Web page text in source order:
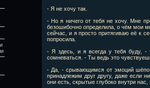
- Я не хочу так.
- Но я ничего от тебя не хочу. Мне
безошибочно определила, о чём мои
сейчас, и я просто притягиваю её к
попросила.
- Я здесь, и я всегда у тебя буду,
сомневаться. - Ты ведь это
- Да, - срывающимся от эмоций
принадлежим друг другу, даже если
они есть, скрытые глубоко внутри